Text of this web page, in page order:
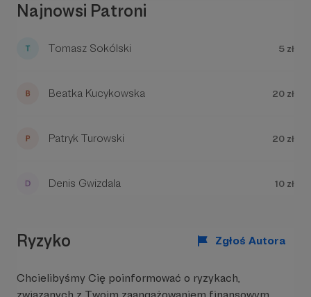
Najnowsi Patroni
Tomasz Sokólski 5 zł
Beatka Kucykowska 20 zł
Patryk Turowski 20 zł
Denis Gwizdala 10 zł
Ryzyko Zgłoś Autora
Chcielibyśmy Cię poinformować o ryzykach,